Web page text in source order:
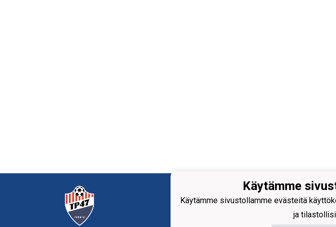
Tornion Pallo -47 ry
Teollisuuskatu 8-10
Käytämme
Käytämme sivustollamme evästeitä
ja